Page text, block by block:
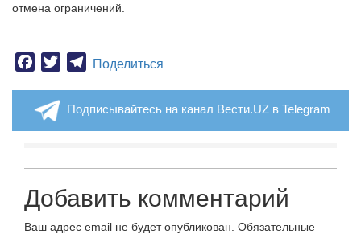
отмена ограничений.
Facebook
TwitterTelegram
Поделиться
Подписывайтесь на канал Вести.UZ в Telegram
Добавить комментарий
Ваш адрес email не будет опубликован. Обязательные